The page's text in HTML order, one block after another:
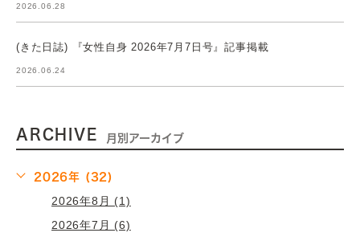
2026.06.28
(きた日誌) 『女性自身 2026年7月7日号』記事掲載
2026.06.24
ARCHIVE 月別アーカイブ
2026年 (32)
2026年8月 (1)
2026年7月 (6)